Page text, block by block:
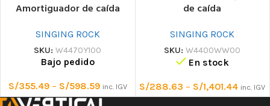
Amortiguador de caída
SINGING ROCK
SKU:W4470Y100
Bajo pedido
S/355.49 – S/598.59 inc. IGV
de caída
SINGING ROCK
SKU:W4400WW00
En stock
S/288.63 – S/1,401.44 inc. IGV